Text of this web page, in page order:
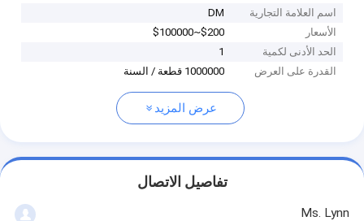
اسم العلامة التجارية
DM
الأسعار
$200~$100000
الحد الأدنى لكمية
1
القدرة على العرض
1000000 قطعة / السنة
عرض المزيد
تفاصيل الاتصال
Ms. Lynn